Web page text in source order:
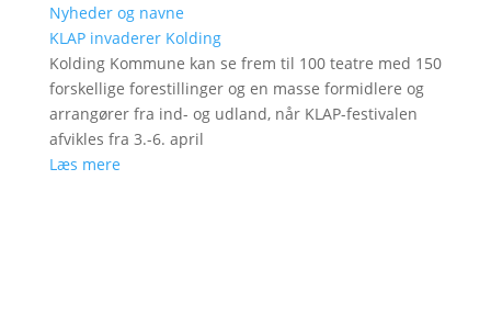
Nyheder og navne
KLAP invaderer Kolding
Kolding Kommune kan se frem til 100 teatre med 150
forskellige forestillinger og en masse formidlere og
arrangører fra ind- og udland, når KLAP-festivalen
afvikles fra 3.-6. april
Læs mere